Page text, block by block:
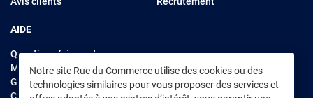
Notre site Rue du Commerce utilise des cookies ou des
technologies similaires pour vous proposer des services et
AIDE
Questions fréquentes
Modes de règlements
Garantie et retours